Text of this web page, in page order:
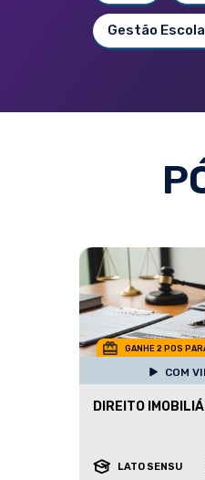
Gestão
GANHE 2 POS
COM
DIREITO
LATO SENSU